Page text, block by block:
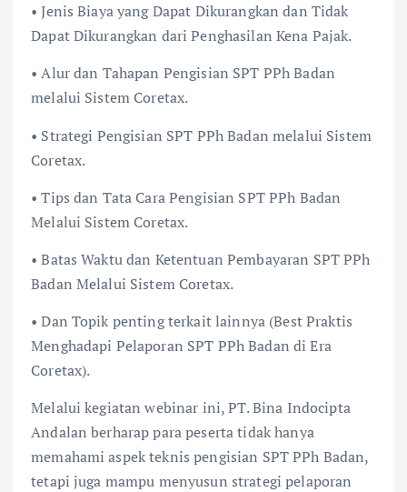
• Jenis Biaya yang Dapat Dikurangkan dan Tidak
Dapat Dikurangkan dari Penghasilan Kena Pajak.
• Alur dan Tahapan Pengisian SPT PPh Badan
melalui Sistem Coretax.
• Strategi Pengisian SPT PPh Badan melalui Sistem
Coretax.
• Tips dan Tata Cara Pengisian SPT PPh Badan
Melalui Sistem Coretax.
• Batas Waktu dan Ketentuan Pembayaran SPT PPh
Badan Melalui Sistem Coretax.
• Dan Topik penting terkait lainnya (Best Praktis
Menghadapi Pelaporan SPT PPh Badan di Era
Coretax).
Melalui kegiatan webinar ini, PT. Bina Indocipta
Andalan berharap para peserta tidak hanya
memahami aspek teknis pengisian SPT PPh Badan,
tetapi juga mampu menyusun strategi pelaporan